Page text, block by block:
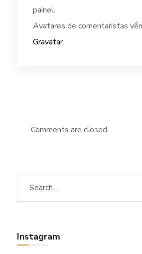
painel.
Avatares de comentaristas
Gravatar.
Comments are closed
Instagram